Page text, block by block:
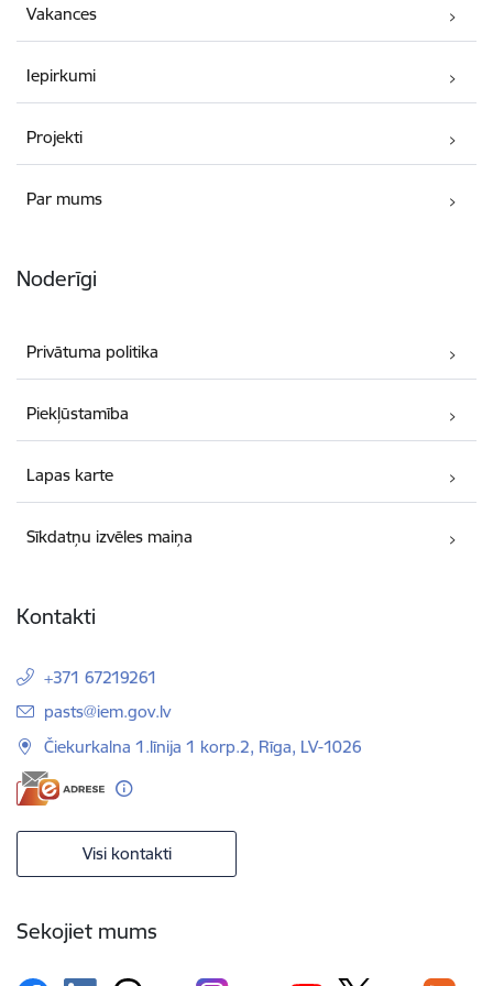
Vakances
Iepirkumi
Projekti
Par mums
Noderīgi
Privātuma politika
Piekļūstamība
Lapas karte
Sīkdatņu izvēles maiņa
Kontakti
+371 67219261
E-pasts:
pasts@iem.gov.lv
Čiekurkalna 1.līnija 1 korp.2, Rīga, LV-1026
Visi kontakti
Sekojiet mums